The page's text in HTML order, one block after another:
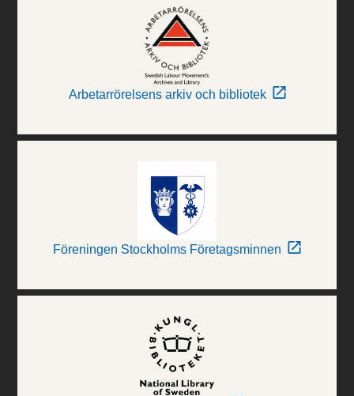
Arbetarrörelsens arkiv och bibliotek
Föreningen Stockholms Företagsminnen